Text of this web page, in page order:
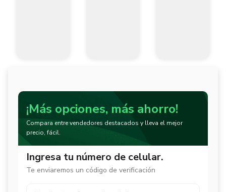
¡Más opciones, más ahorro!
Compara entre vendedores destacados y lleva el mejor
precio, fácil.
Ingresa tu número de celular.
Te enviaremos un código de verificación